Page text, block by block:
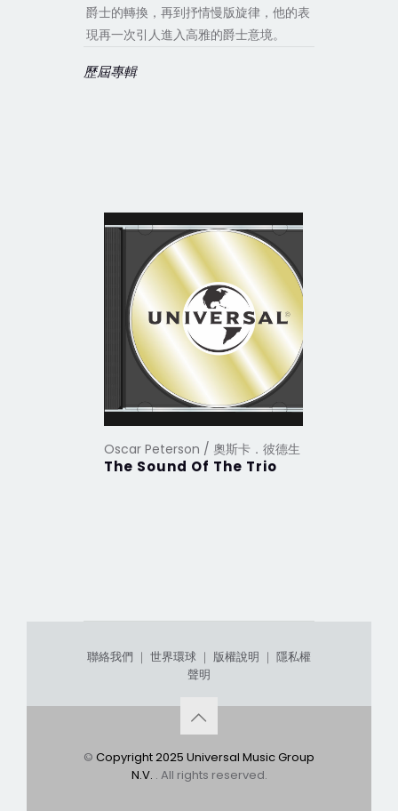
爵士的轉換，再到抒情慢版旋律，他的表
現再一次引人進入高雅的爵士意境。
歷屆專輯
Oscar Peterson / 奧斯卡．彼德生
The Sound Of The Trio
聯絡我們 ｜ 世界環球 ｜ 版權說明 ｜ 隱私權
聲明
© Copyright 2025 Universal Music Group
N.V. . All rights reserved.